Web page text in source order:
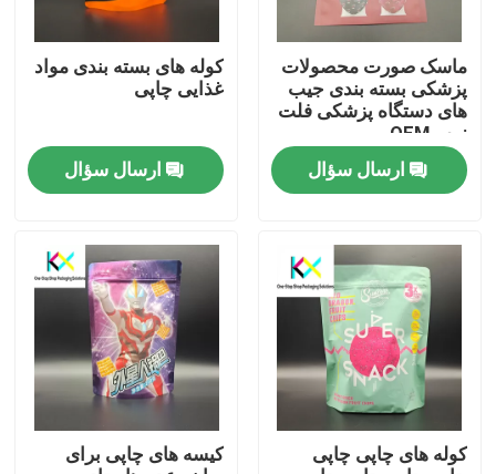
خونه
محصولات
ویدیو
ماسک صورت محصولات
پزشکی بسته بندی جیب
های دستگاه پزشکی فلت
زیپ OEM
ارسال سؤال
کوله های بسته بندی مواد
غذایی چاپی
ارسال سؤال
کوله های چاپی چاپی
کیسه های چاپی برای